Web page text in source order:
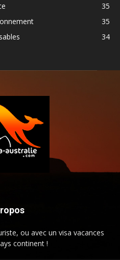
35
35
34
ou avec un visa vacances
continent !